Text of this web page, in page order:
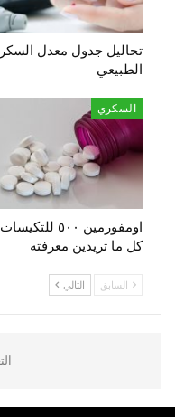
تحاليل جدول معدل السكر
الطبيعي
السكري
اومفورمين ٥٠٠ للتكيسات
كل ما تريدين معرفته
السابق التالي